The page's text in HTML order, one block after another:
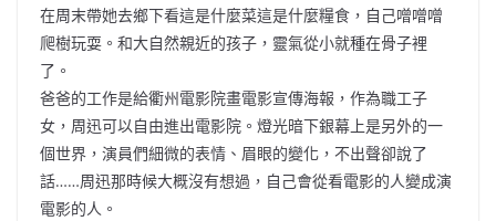
在周末帶她去鄉下看這是什麼菜這是什麼糧食，自己噌噌噌
爬樹玩耍。和大自然親近的孩子，靈氣從小就種在骨子裡
了。
爸爸的工作是給衢州電影院畫電影宣傳海報，作為職工子
女，周迅可以自由進出電影院。燈光暗下銀幕上是另外的一
個世界，演員們細微的表情、眉眼的變化，不出聲卻說了
話……周迅那時候大概沒有想過，自己會從看電影的人變成演
電影的人。